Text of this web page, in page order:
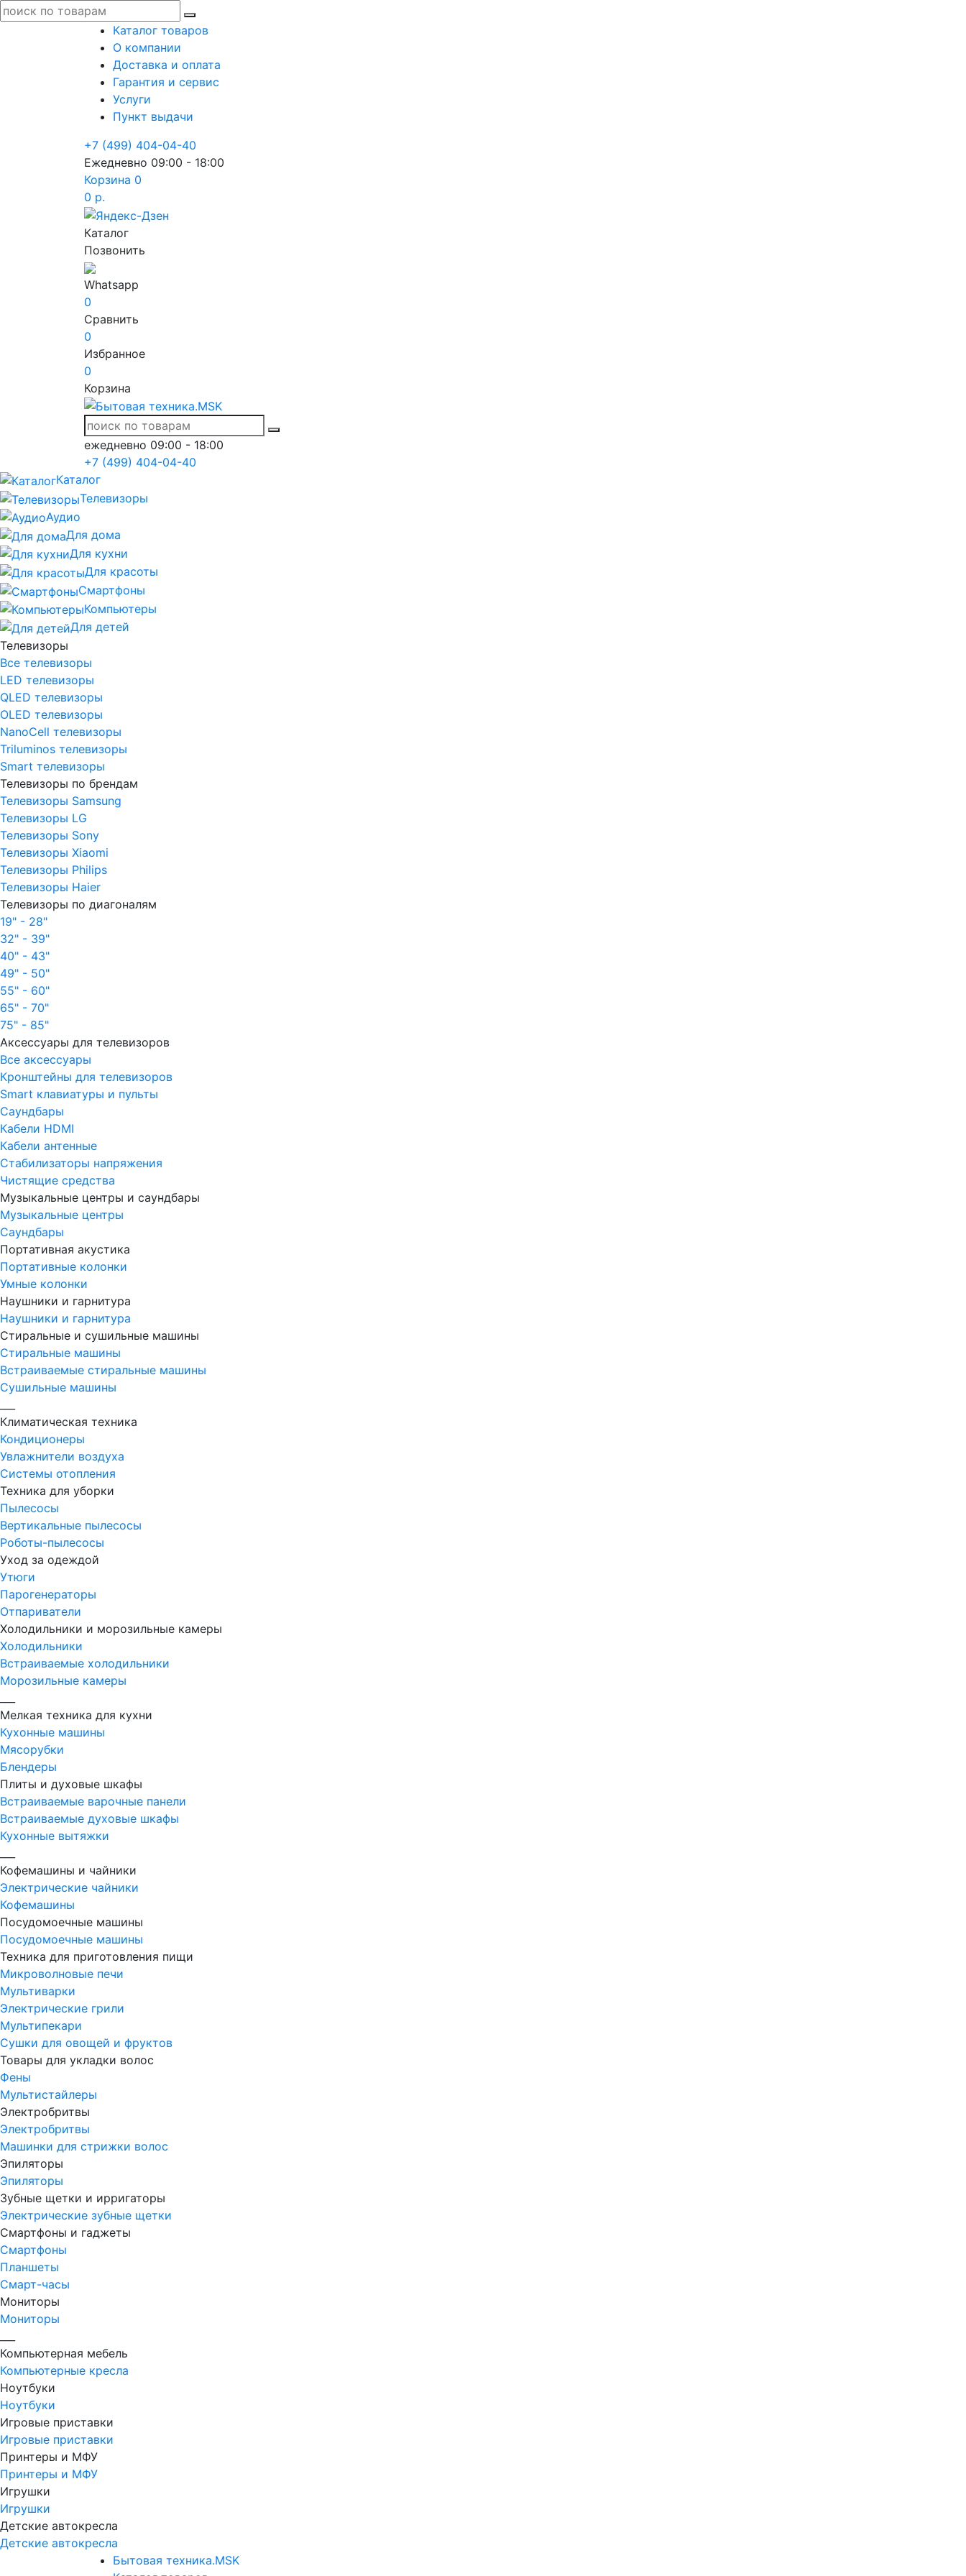
Каталог товаров
О компании
Доставка и оплата
Гарантия и сервис
Услуги
Пункт выдачи
+7 (499) 404-04-40
Ежедневно 09:00 - 18:00
Корзина 0
0 р.
Каталог
Позвонить
Whatsapp
0
Сравнить
0
Избранное
0
Корзина
ежедневно 09:00 - 18:00
+7 (499) 404-04-40
Каталог
Телевизоры
Аудио
Для дома
Для кухни
Для красоты
Смартфоны
Компьютеры
Для детей
Телевизоры
Все телевизоры
LED телевизоры
QLED телевизоры
OLED телевизоры
NanoCell телевизоры
Triluminos телевизоры
Smart телевизоры
Телевизоры по брендам
Телевизоры Samsung
Телевизоры LG
Телевизоры Sony
Телевизоры Xiaomi
Телевизоры Philips
Телевизоры Haier
Телевизоры по диагоналям
19" - 28"
32" - 39"
40" - 43"
49" - 50"
55" - 60"
65" - 70"
75" - 85"
Аксессуары для телевизоров
Все аксессуары
Кронштейны для телевизоров
Smart клавиатуры и пульты
Саундбары
Кабели HDMI
Кабели антенные
Стабилизаторы напряжения
Чистящие средства
Музыкальные центры и саундбары
Музыкальные центры
Саундбары
Портативная акустика
Портативные колонки
Умные колонки
Наушники и гарнитура
Наушники и гарнитура
Стиральные и сушильные машины
Стиральные машины
Встраиваемые стиральные машины
Сушильные машины
Климатическая техника
Кондиционеры
Увлажнители воздуха
Системы отопления
Техника для уборки
Пылесосы
Вертикальные пылесосы
Роботы-пылесосы
Уход за одеждой
Утюги
Парогенераторы
Отпариватели
Холодильники и морозильные камеры
Холодильники
Встраиваемые холодильники
Морозильные камеры
Мелкая техника для кухни
Кухонные машины
Мясорубки
Блендеры
Плиты и духовые шкафы
Встраиваемые варочные панели
Встраиваемые духовые шкафы
Кухонные вытяжки
Кофемашины и чайники
Электрические чайники
Кофемашины
Посудомоечные машины
Посудомоечные машины
Техника для приготовления пищи
Микроволновые печи
Мультиварки
Электрические грили
Мультипекари
Сушки для овощей и фруктов
Товары для укладки волос
Фены
Мультистайлеры
Электробритвы
Электробритвы
Машинки для стрижки волос
Эпиляторы
Эпиляторы
Зубные щетки и ирригаторы
Электрические зубные щетки
Смартфоны и гаджеты
Смартфоны
Планшеты
Смарт-часы
Мониторы
Мониторы
Компьютерная мебель
Компьютерные кресла
Ноутбуки
Ноутбуки
Игровые приставки
Игровые приставки
Принтеры и МФУ
Принтеры и МФУ
Игрушки
Игрушки
Детские автокресла
Детские автокресла
Бытовая техника.MSK